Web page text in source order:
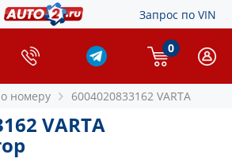
Запрос по VIN
0
номеру 6004020833162 VARTA
VARTA